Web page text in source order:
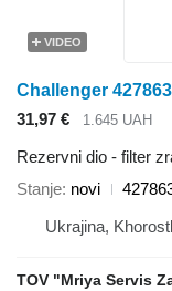
VIDEO
Challenger
31,97 €
1.645 UAH
Rezervni dio - filter
Stanje novi
Ukrajina,
TOV "Mriya Servis